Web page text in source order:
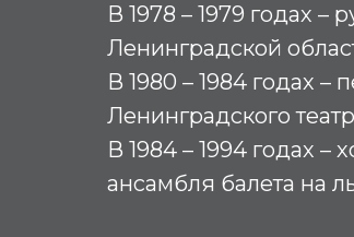
В 1978 – 1979 годах –
Ленинградской
В 1980 – 1984 годах –
Ленинградского
В 1984 – 1994 годах –
ансамбля балета на